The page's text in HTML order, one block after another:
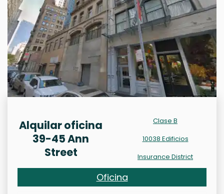
Alquilar oficina
39-45 Ann
Street
Clase B
10038 Edificios
Insurance District
Oficina